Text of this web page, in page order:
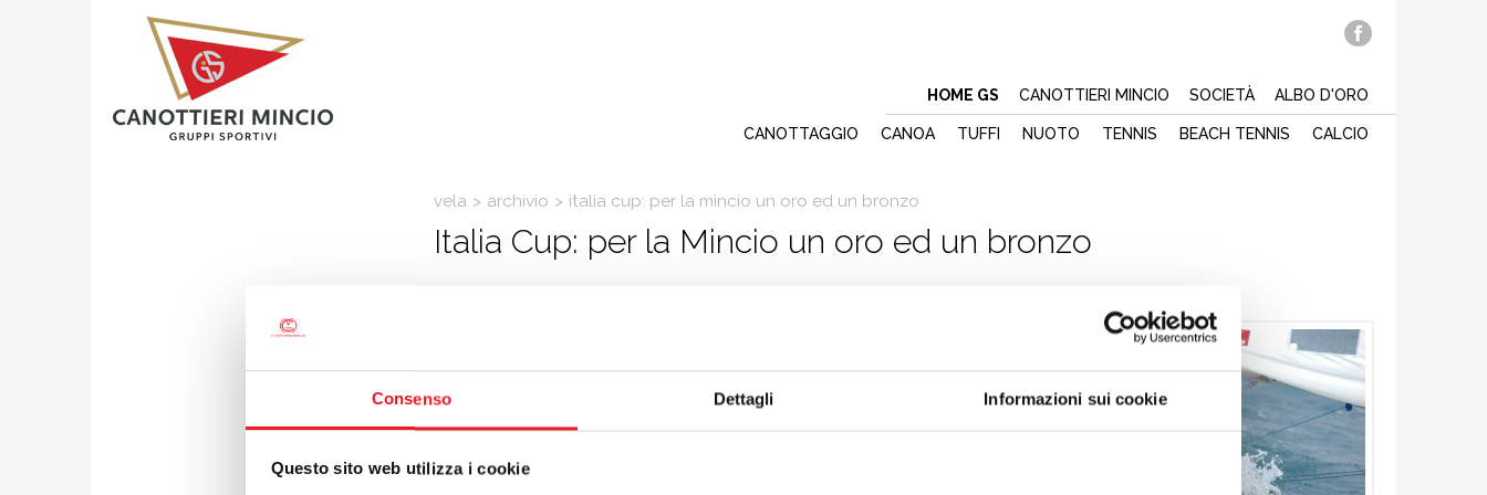
Consenso Dettagli Informazioni sui cookie
Questo sito web utilizza i cookie
HOME GS CANOTTIERI MINCIO SOCIETÀ ALBO D'ORO
CANOTTAGGIO CANOA TUFFI NUOTO TENNIS BEACH TENNIS CALCIO
vela > archivio > italia cup: per la mincio un oro ed un bronzo
Italia Cup: per la Mincio un oro ed un bronzo
sorpresa, dopo Monopoli credevo di non farcela”. L’atleta ripete così il
successo del 2006.
E’ dalla regata di Chioggia che Masotto guida la classifica femminile, in un
coefficiente migliorativo nelle regate nazionali, per mantenere questa